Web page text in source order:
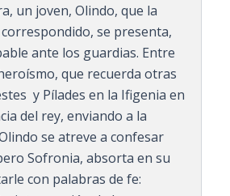
un joven, Olindo, que la
se presenta,
ante los guardias. Entre
que recuerda otras
y Pílades en la Ifigenia en
del rey, enviando a la
se atreve a confesar
Sofronia, absorta en su
con palabras de fe: